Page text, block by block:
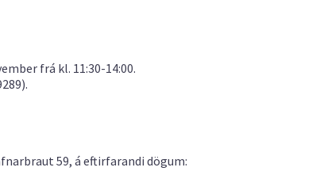
frá kl. 11:30-14:00.
59, á eftirfarandi dögum: